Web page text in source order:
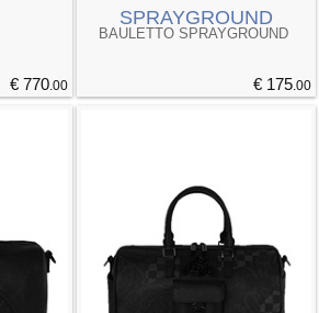
€ 770.00
SPRAYGROUND
BAULETTO SPRAYGROUND
€ 175.00